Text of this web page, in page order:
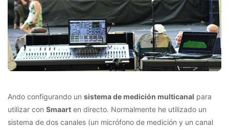
Ando configurando un sistema de medición multicanal para
utilizar con Smaart en directo. Normalmente he utilizado un
sistema de dos canales (un micrófono de medición y un canal